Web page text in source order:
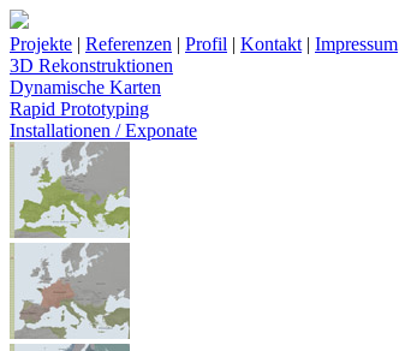
Projekte | Referenzen | Profil | Kontakt | Impressum
3D Rekonstruktionen
Dynamische Karten
Rapid Prototyping
Installationen / Exponate